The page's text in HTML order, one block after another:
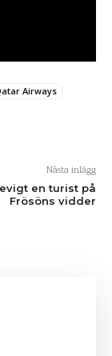
Airways
Nästa inlägg
en turist på
Frösöns vidder